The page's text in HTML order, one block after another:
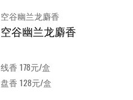
空谷幽兰龙麝香
空谷幽兰龙麝香
线香 178元/盒
盘香 128元/盒